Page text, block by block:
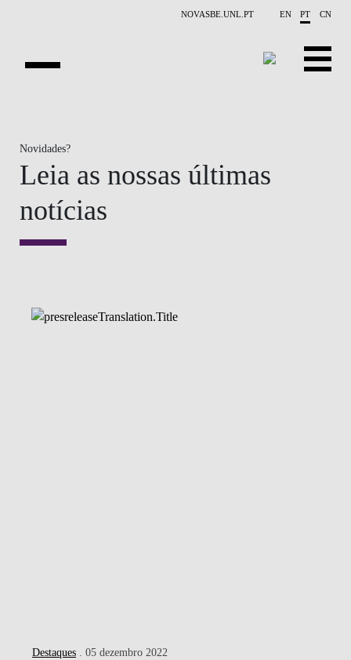
NOVASBE.UNL.PT EN PT CN
EDUCAÇÃO
FINANCE PHD EVENTS
INVESTIGAÇÃO
Novidades?
Leia as nossas últimas
notícias
Destaques . 05 dezembro 2022